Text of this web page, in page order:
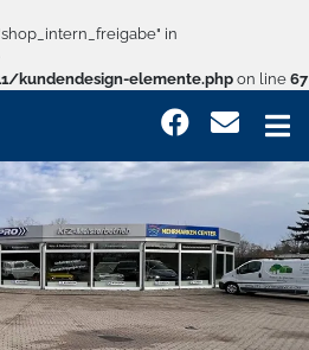
in
kundendesign-elemente.php on line 67